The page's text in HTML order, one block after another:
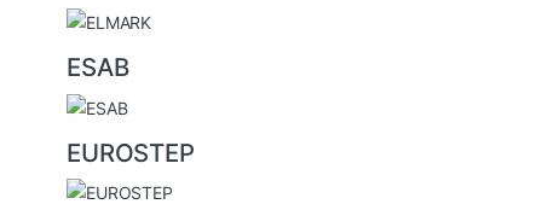
ESAB
EUROSTEP